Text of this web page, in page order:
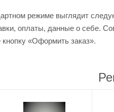
режиме выглядит
оплаты, данные о себе.
«Оформить заказ».